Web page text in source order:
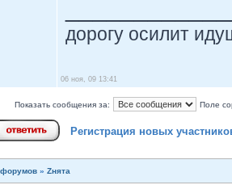
дорогу осилит
06 ноя, 09 13:41
Показать сообщения за: Поле
Регистрация новых
» Zнята